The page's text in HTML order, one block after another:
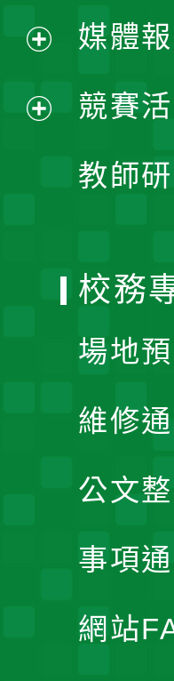
媒體
競賽
教師
開
校務
場地
維修
公文
事項
網站